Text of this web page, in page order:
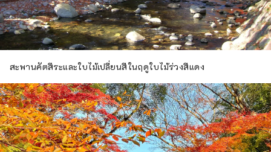
งาน: "ระบายสีแสงหิมะ" ห้ามใช้และทำซ้ำภาพปก
โดยไม่ได้รับอนุญาต สำหรับข้อมูลเกี่ยวกับการ
ใช้รูปภาพหน้าปก โปรดตรวจสอบเว็บไซต์ข้อมูล
การท่องเที่ยว เมืองอิซุ
สะพานคัตสึระและใบไม้เปลี่ยนสีในฤดูใบไม้ร่วงสีแดง